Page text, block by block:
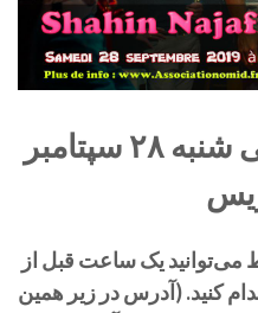
کنید. (آدرس در زیر همین